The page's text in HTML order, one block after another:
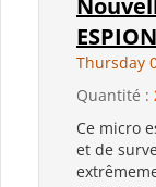
Thursday
Quantité :
Ce micro
et de